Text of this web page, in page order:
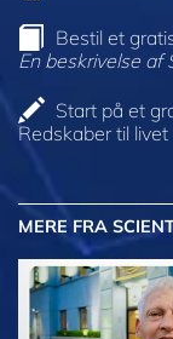
Bestil et
En beskrivelse af
Start på et
Redskaber til livet
MERE FRA